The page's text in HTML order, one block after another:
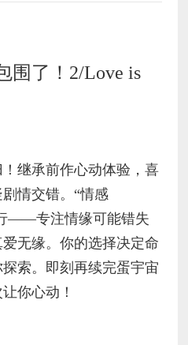
围了！2/Love is
继承前作心动体验，喜
情交错。“情感
——专注情缘可能错失
无缘。你的选择决定命
索。即刻再续完蛋宇宙
你心动！